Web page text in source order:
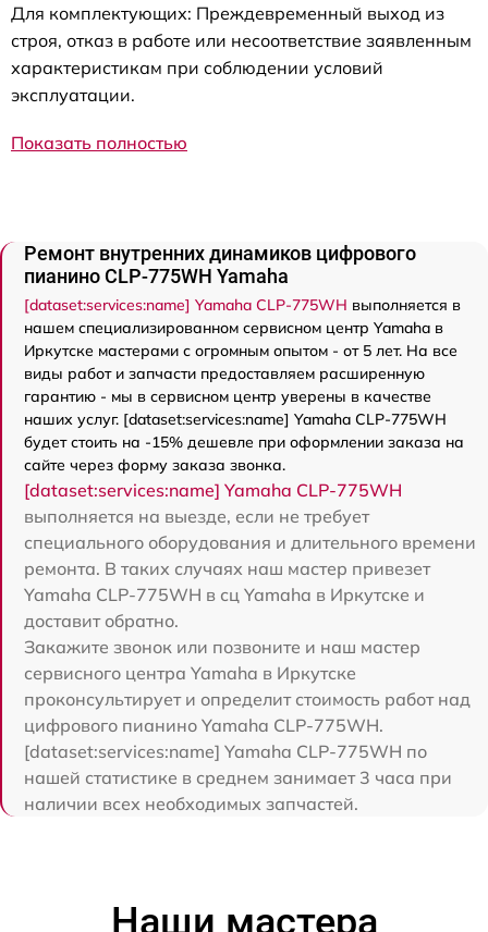
Для комплектующих: Преждевременный выход из
строя, отказ в работе или несоответствие заявленным
характеристикам при соблюдении условий
эксплуатации.
Показать полностью
Ремонт внутренних динамиков цифрового
пианино CLP-775WH Yamaha
[dataset:services:name] Yamaha CLP-775WH выполняется в
нашем специализированном сервисном центр Yamaha в
Иркутске мастерами с огромным опытом - от 5 лет. На все
виды работ и запчасти предоставляем расширенную
гарантию - мы в сервисном центр уверены в качестве
наших услуг. [dataset:services:name] Yamaha CLP-775WH
будет стоить на -15% дешевле при оформлении заказа на
сайте через форму заказа звонка.
[dataset:services:name] Yamaha CLP-775WH
выполняется на выезде, если не требует
специального оборудования и длительного времени
ремонта. В таких случаях наш мастер привезет
Yamaha CLP-775WH в сц Yamaha в Иркутске и
доставит обратно.
Закажите звонок или позвоните и наш мастер
сервисного центра Yamaha в Иркутске
проконсультирует и определит стоимость работ над
цифрового пианино Yamaha CLP-775WH.
[dataset:services:name] Yamaha CLP-775WH по
нашей статистике в среднем занимает 3 часа при
наличии всех необходимых запчастей.
Наши мастера